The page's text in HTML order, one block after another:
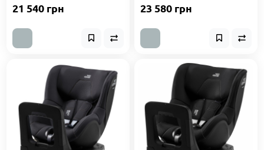
21 540 грн 23 580 грн